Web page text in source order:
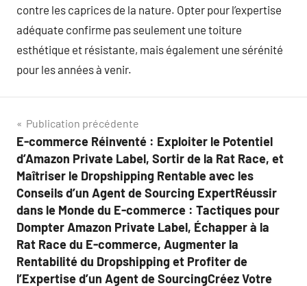
contre les caprices de la nature. Opter pour l’expertise
adéquate confirme pas seulement une toiture
esthétique et résistante, mais également une sérénité
pour les années à venir.
Navigation
de
l’article
Publication précédente
E-commerce Réinventé : Exploiter le Potentiel
d’Amazon Private Label, Sortir de la Rat Race, et
Maîtriser le Dropshipping Rentable avec les
Conseils d’un Agent de Sourcing ExpertRéussir
dans le Monde du E-commerce : Tactiques pour
Dompter Amazon Private Label, Échapper à la
Rat Race du E-commerce, Augmenter la
Rentabilité du Dropshipping et Profiter de
l’Expertise d’un Agent de SourcingCréez Votre